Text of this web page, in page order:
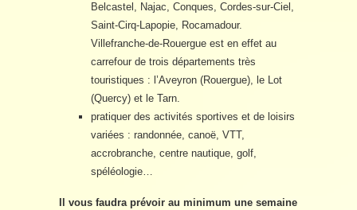
Belcastel, Najac, Conques, Cordes-sur-Ciel,
Saint-Cirq-Lapopie, Rocamadour.
Villefranche-de-Rouergue est en effet au
carrefour de trois départements très
touristiques : l’Aveyron (Rouergue), le Lot
(Quercy) et le Tarn.
pratiquer des activités sportives et de loisirs
variées : randonnée, canoë, VTT,
accrobranche, centre nautique, golf,
spéléologie…
Il vous faudra prévoir au minimum une semaine